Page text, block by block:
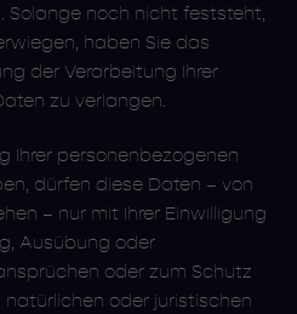
Solange noch nicht feststeht,
haben Sie das
der Verarbeitung Ihrer
zu verlangen.
Ihrer personenbezogenen
dürfen diese Daten – von
– nur mit Ihrer Einwilligung
Ausübung oder
oder zum Schutz
oder juristischen